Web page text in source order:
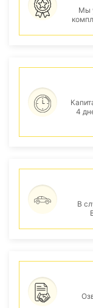
Мы
4
В